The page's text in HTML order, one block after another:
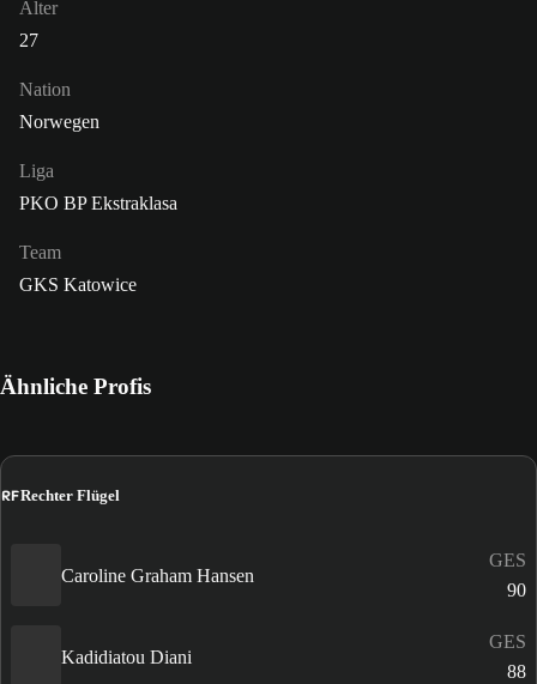
Alter
27
Nation
Norwegen
Liga
PKO BP Ekstraklasa
Team
GKS Katowice
Ähnliche Profis
RFRechter Flügel
Caroline Graham Hansen
GES
90
Kadidiatou Diani
GES
88